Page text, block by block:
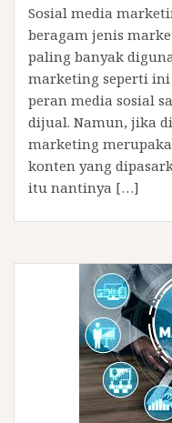
Sosial media
beragam jenis
paling banyak
marketing seperti
peran media sosial
dijual. Namun, jika
marketing
konten yang
itu nantinya […]